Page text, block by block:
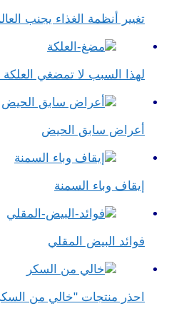
تغيير أنظمة الغذاء يجنب العالم
لهذا السبب لا تمضغي العلكة أكثر
أعراض سابق الحيض
إيقاف وباء السمنة
فوائد البيض المقلي
احذر منتجات "خالي من